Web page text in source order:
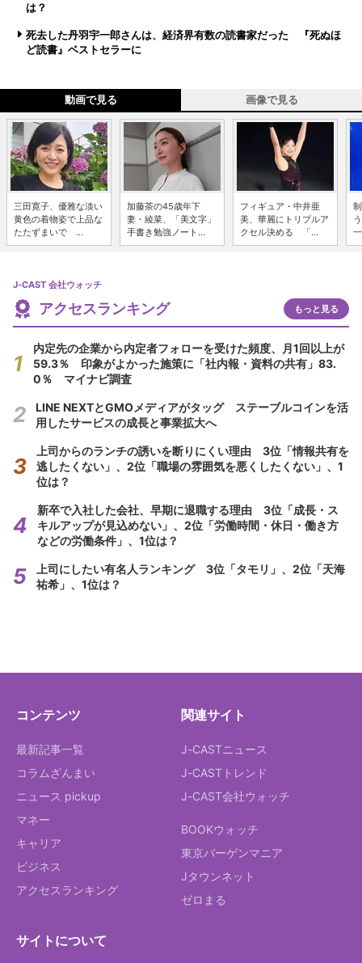
は？
死去した丹羽宇一郎さんは、経済界有数の読書家だった 『死ぬほ
ど読書』ベストセラーに
動画で見る 画像で見る
三田寛子、優雅な淡い
黄色の着物姿で上品な
たたずまいで ...
加藤茶の45歳年下
妻・綾菜、「美文字」
手書き勉強ノート...
フィギュア・中井亜
美、華麗にトリプルア
クセル決める 「...
J-CAST 会社ウォッチ
アクセスランキング もっと見る
内定先の企業から内定者フォローを受けた頻度、月1回以上が
59.3％ 印象がよかった施策に「社内報・資料の共有」83.
0％ マイナビ調査
LINE NEXTとGMOメディアがタッグ ステーブルコインを活
用したサービスの成長と事業拡大へ
上司からのランチの誘いを断りにくい理由 3位「情報共有を
逃したくない」、2位「職場の雰囲気を悪くしたくない」、1
位は？
新卒で入社した会社、早期に退職する理由 3位「成長・ス
キルアップが見込めない」、2位「労働時間・休日・働き方
などの労働条件」、1位は？
上司にしたい有名人ランキング 3位「タモリ」、2位「天海
祐希」、1位は？
コンテンツ
最新記事一覧
コラムざんまい
ニュース pickup
マネー
キャリア
ビジネス
アクセスランキング
関連サイト
J-CASTニュース
J-CASTトレンド
J-CAST会社ウォッチ
BOOKウォッチ
東京バーゲンマニア
Jタウンネット
ゼロまる
サイトについて